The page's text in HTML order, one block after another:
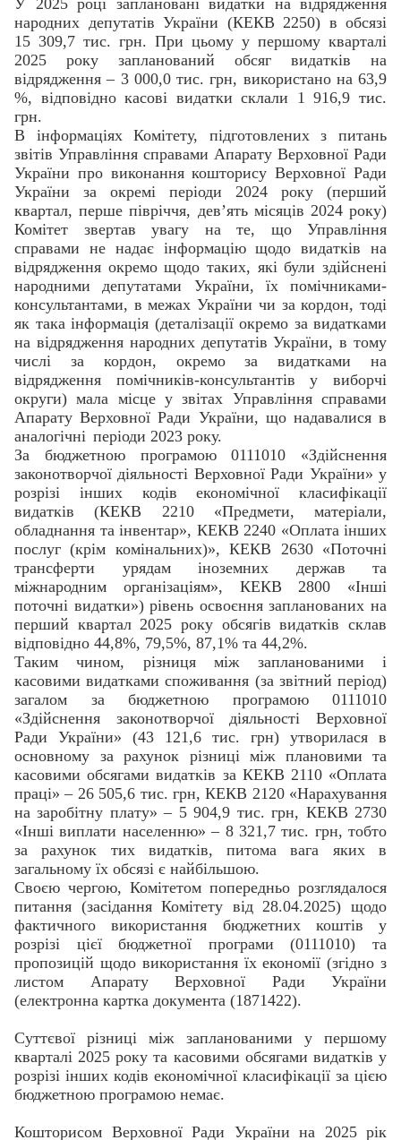
народних депутатів України (КЕКВ 2250) в обсязі
15 309,7 тис. грн. При цьому у першому кварталі
2025 року запланований обсяг видатків на
відрядження – 3 000,0 тис. грн, використано на 63,9
%, відповідно касові видатки склали 1 916,9 тис.
грн.
В інформаціях Комітету, підготовлених з питань
звітів Управління справами Апарату Верховної Ради
України про виконання кошторису Верховної Ради
України за окремі періоди 2024 року (перший
квартал, перше півріччя, дев’ять місяців 2024 року)
Комітет звертав увагу на те, що Управління
справами не надає інформацію щодо видатків на
відрядження окремо щодо таких, які були здійснені
народними депутатами України, їх помічниками-
консультантами, в межах України чи за кордон, тоді
як така інформація (деталізації окремо за видатками
на відрядження народних депутатів України, в тому
числі за кордон, окремо за видатками на
відрядження помічників-консультантів у виборчі
округи) мала місце у звітах Управління справами
Апарату Верховної Ради України, що надавалися в
аналогічні періоди 2023 року.
За бюджетною програмою 0111010 «Здійснення
законотворчої діяльності Верховної Ради України» у
розрізі інших кодів економічної класифікації
видатків (КЕКВ 2210 «Предмети, матеріали,
обладнання та інвентар», КЕКВ 2240 «Оплата інших
послуг (крім комінальних)», КЕКВ 2630 «Поточні
трансферти урядам іноземних держав та
міжнародним організаціям», КЕКВ 2800 «Інші
поточні видатки») рівень освоєння запланованих на
перший квартал 2025 року обсягів видатків склав
відповідно 44,8%, 79,5%, 87,1% та 44,2%.
Таким чином, різниця між запланованими і
касовими видатками споживання (за звітний період)
загалом за бюджетною програмою 0111010
«Здійснення законотворчої діяльності Верховної
Ради України» (43 121,6 тис. грн) утворилася в
основному за рахунок різниці між плановими та
касовими обсягами видатків за КЕКВ 2110 «Оплата
праці» – 26 505,6 тис. грн, КЕКВ 2120 «Нарахування
на заробітну плату» – 5 904,9 тис. грн, КЕКВ 2730
«Інші виплати населенню» – 8 321,7 тис. грн, тобто
за рахунок тих видатків, питома вага яких в
загальному їх обсязі є найбільшою.
Своєю чергою, Комітетом попередньо розглядалося
питання (засідання Комітету від 28.04.2025) щодо
фактичного використання бюджетних коштів у
розрізі цієї бюджетної програми (0111010) та
пропозицій щодо використання їх економії (згідно з
листом Апарату Верховної Ради України
(електронна картка документа (1871422).
Суттєвої різниці між запланованими у першому
кварталі 2025 року та касовими обсягами видатків у
розрізі інших кодів економічної класифікації за цією
бюджетною програмою немає.
Кошторисом Верховної Ради України на 2025 рік